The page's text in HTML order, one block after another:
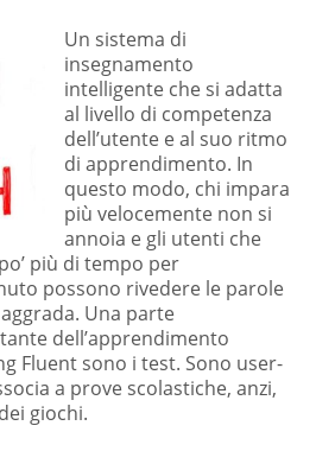
Un sistema di
insegnamento
intelligente che si adatta
al livello di competenza
dell’utente e al suo ritmo
di apprendimento. In
questo modo, chi impara
più velocemente non si
annoia e gli utenti che
più di tempo per
possono rivedere le parole
Una parte
dell’apprendimento
Fluent sono i test. Sono user-
a prove scolastiche, anzi,
giochi.